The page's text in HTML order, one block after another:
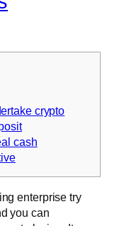
crypto
cash
enterprise try
you can